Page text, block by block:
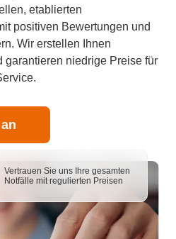
etablierten
positiven Bewertungen und
Wir erstellen Ihnen
garantieren niedrige Preise für
Vertrauen Sie uns Ihre gesamten
Notfälle mit regulierten Preisen